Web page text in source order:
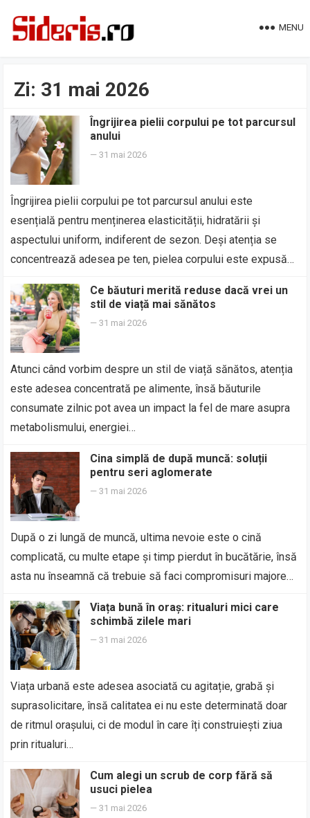
MENU
Zi: 31 mai 2026
Îngrijirea pielii corpului pe tot parcursul
anului
—31 mai 2026
Îngrijirea pielii corpului pe tot parcursul anului este
esențială pentru menținerea elasticității, hidratării și
aspectului uniform, indiferent de sezon. Deși atenția se
concentrează adesea pe ten, pielea corpului este expusă…
Ce băuturi merită reduse dacă vrei un
stil de viață mai sănătos
—31 mai 2026
Atunci când vorbim despre un stil de viață sănătos, atenția
este adesea concentrată pe alimente, însă băuturile
consumate zilnic pot avea un impact la fel de mare asupra
metabolismului, energiei…
Cina simplă de după muncă: soluții
pentru seri aglomerate
—31 mai 2026
După o zi lungă de muncă, ultima nevoie este o cină
complicată, cu multe etape și timp pierdut în bucătărie, însă
asta nu înseamnă că trebuie să faci compromisuri majore…
Viața bună în oraș: ritualuri mici care
schimbă zilele mari
—31 mai 2026
Viața urbană este adesea asociată cu agitație, grabă și
suprasolicitare, însă calitatea ei nu este determinată doar
de ritmul orașului, ci de modul în care îți construiești ziua
prin ritualuri…
Cum alegi un scrub de corp fără să
usuci pielea
—31 mai 2026